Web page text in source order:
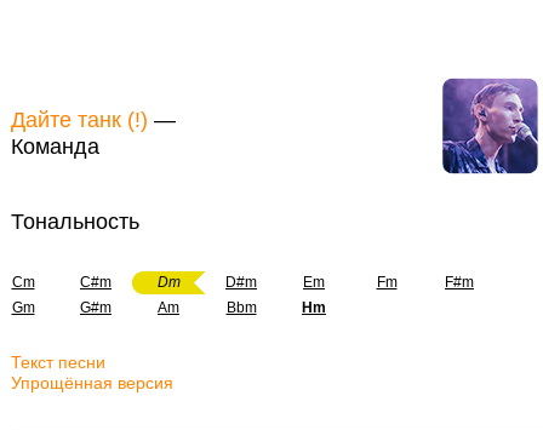
Дайте танк (!) —
Команда
Тональность
Cm C#m Dm D#m Em Fm
F#m
Gm
G#m Am Bbm Hm
Текст песни
Упрощённая версия